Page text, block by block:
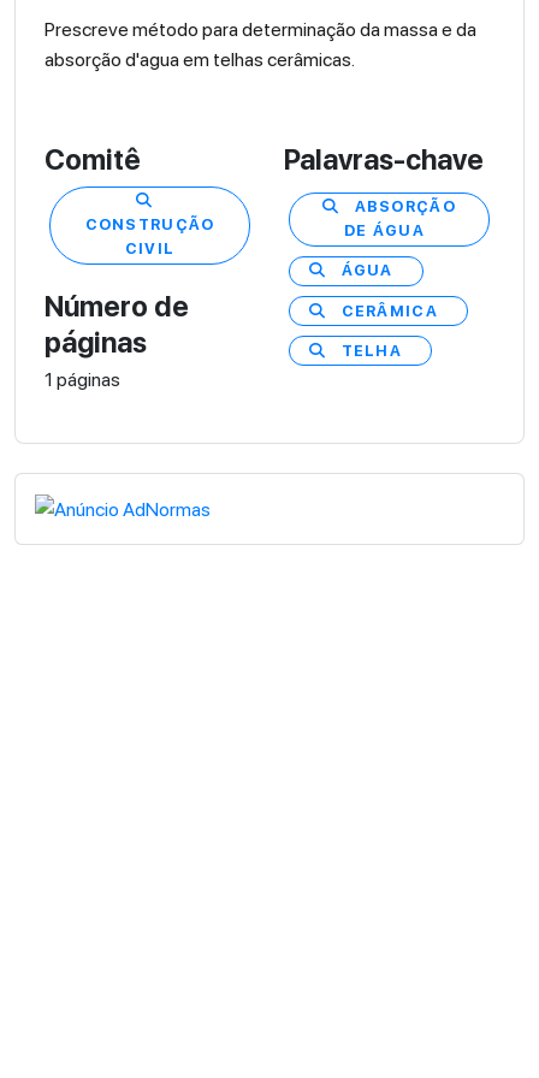
Prescreve método para determinação da massa e da
absorção d'agua em telhas cerâmicas.
Comitê
CONSTRUÇÃO
CIVIL
Número de
páginas
1 páginas
Palavras-chave
ABSORÇÃO
DE ÁGUA
ÁGUA
CERÂMICA
TELHA